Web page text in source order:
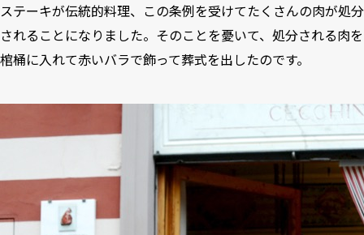
ステーキが伝統的料理、この条例を受けてたくさんの肉が処分
されることになりました。そのことを憂いて、処分される肉を
棺桶に入れて赤いバラで飾って葬式を出したのです。